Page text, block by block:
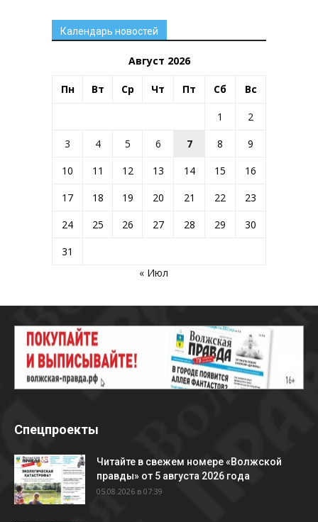
Календарь новостей
Август 2026
Пн Вт Ср Чт Пт Сб Вс
1
2
3
4 5 6 7 8
9
10
11 12 13 14 15
16
17
18 19 20 21 22
23
24
25 26 27 28 29
30
31
« Июл
Спецпроекты
Читайте в свежем номере «Волжской
правды» от 5 августа 2026 года
05.08.2026 в 07:39